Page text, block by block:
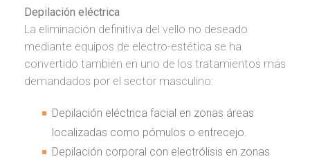
Depilación eléctrica
La eliminación definitiva del vello no deseado
mediante equipos de electro-estética se ha
convertido también en uno de los tratamientos más
demandados por el sector masculino:
Depilación eléctrica facial en zonas áreas
localizadas como pómulos o entrecejo.
Depilación corporal con electrólisis en zonas